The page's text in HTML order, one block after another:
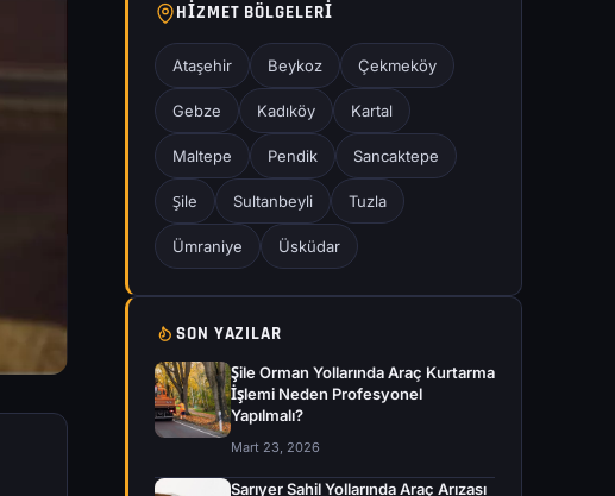
HIZMET BÖLGELERI
Ataşehir Beykoz Çekmeköy
Gebze Kadıköy Kartal
Maltepe Pendik Sancaktepe
Şile Sultanbeyli Tuzla
Ümraniye Üsküdar
SON YAZILAR
Şile Orman Yollarında Araç Kurtarma
İşlemi Neden Profesyonel
Yapılmalı?
Mart 23, 2026
Sarıyer Sahil Yollarında Araç Arızası